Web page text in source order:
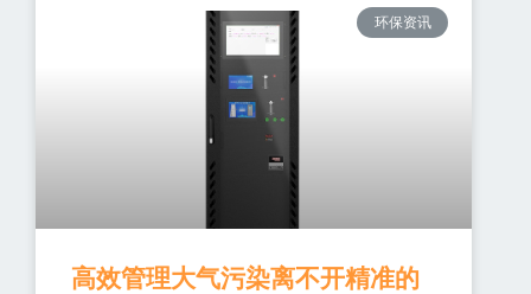
环保资讯
高效管理大气污染离不开精准的